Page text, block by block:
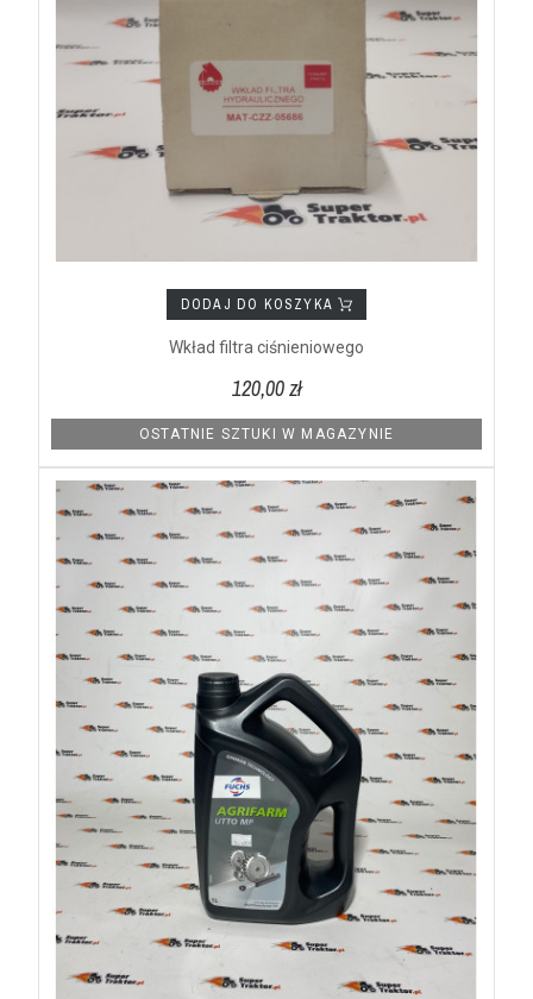
DODAJ DO KOSZYKA
Wkład filtra ciśnieniowego
120,00 zł
OSTATNIE SZTUKI W MAGAZYNIE